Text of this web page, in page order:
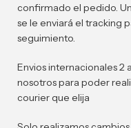
confirmado el pedido.
se le enviará el tracking
seguimiento.
Envios internacionales 2
nosotros para poder
courier que elija